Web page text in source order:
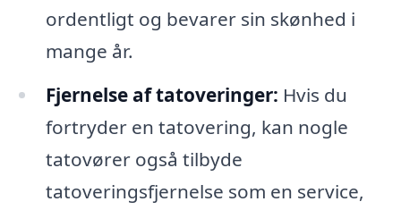
ordentligt og bevarer sin skønhed i
mange år.
Fjernelse af tatoveringer: Hvis du
fortryder en tatovering, kan nogle
tatovører også tilbyde
tatoveringsfjernelse som en service,